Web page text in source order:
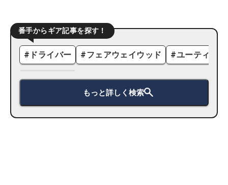
番手からギア記事を探す！
# ドライバー #フェアウェイウッド #ユーティリ
もっと詳しく検索